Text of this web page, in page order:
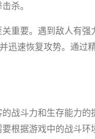
杀。
重要。遇到敌人有
迅速恢复攻势。通
战斗力和生存能力
根据游戏中的战斗